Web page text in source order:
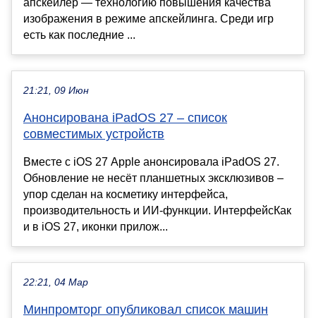
апскейлер — технологию повышения качества
изображения в режиме апскейлинга. Среди игр
есть как последние ...
21:21, 09 Июн
Анонсирована iPadOS 27 – список
совместимых устройств
Вместе с iOS 27 Apple анонсировала iPadOS 27.
Обновление не несёт планшетных эксклюзивов –
упор сделан на косметику интерфейса,
производительность и ИИ-функции. ИнтерфейсКак
и в iOS 27, иконки прилож...
22:21, 04 Мар
Минпромторг опубликовал список машин